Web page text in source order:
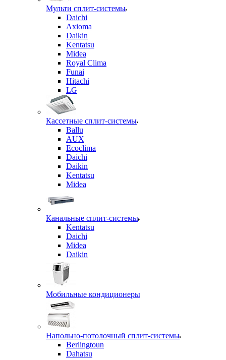
Мульти сплит-системы
Daichi
Axioma
Daikin
Kentatsu
Midea
Royal Clima
Funai
Hitachi
LG
Кассетные сплит-системы
Ballu
AUX
Ecoclima
Daichi
Daikin
Kentatsu
Midea
Канальные сплит-системы
Kentatsu
Daichi
Midea
Daikin
Мобильные кондиционеры
Напольно-потолочный сплит-системы
Berlingtoun
Dahatsu